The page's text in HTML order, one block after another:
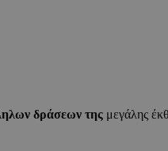
δράσεων της μεγάλης